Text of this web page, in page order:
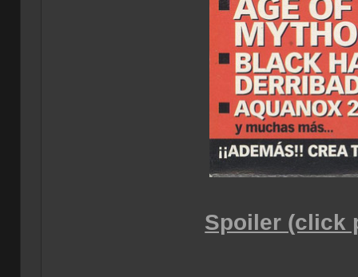
Spoiler (click